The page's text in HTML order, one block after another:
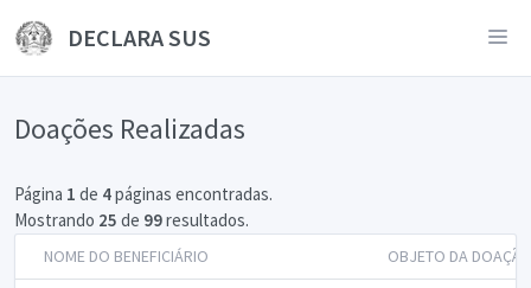
DECLARA SUS
Doações Realizadas
Página 1 de 4páginas encontradas.
Mostrando 25 de 99resultados.
NOME DO BENEFICIÁRIO OBJETO DA DOAÇÃO